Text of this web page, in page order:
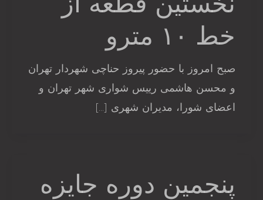
نخستین قطعه از
خط ۱۰ مترو
صبح امروز با حضور پیروز حناچی شهردار تهران
و محسن هاشمی رییس شواری شهر تهران و
اعضای شورا، مدیران شهری […]
پنجمین دوره جایزه